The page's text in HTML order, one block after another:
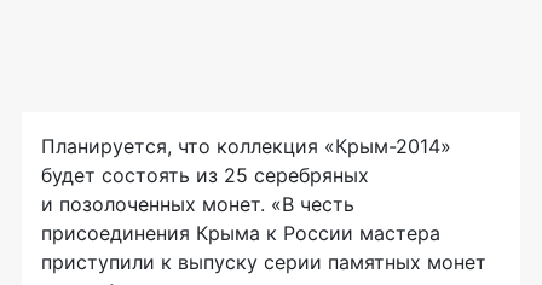
Планируется, что коллекция «Крым-2014»
будет состоять из 25 серебряных
и позолоченных монет. «В честь
присоединения Крыма к России мастера
приступили к выпуску серии памятных монет